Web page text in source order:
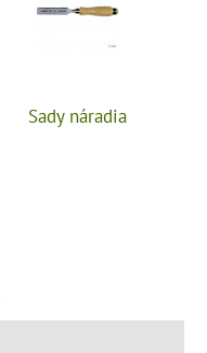
Sady náradia